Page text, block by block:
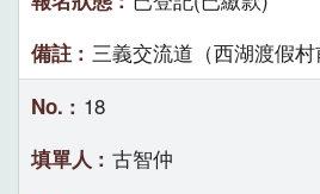
三義交流道（西湖渡假村
18
古智仲